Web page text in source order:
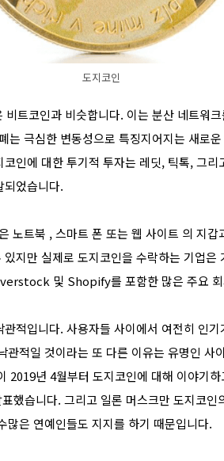
도지코인
트코인과 비슷합니다. 이는 분산 네트워
는 극심한 변동성으로 특징지어지는 새로
인에 대한 투기적 투자는 레딧, 틱톡, 그
되었습니다.
노트북 , 스마트 폰 또는 웹 사이트 의 지
지만 실제로 도지코인을 수락하는 기업은
및 Shopify를 포함한 많은 주요 회
적입니다. 사용자들 사이에서 여전히 인
관적일 것이라는 또 다른 이유는 유명인 사
2019년 4월부터 도지코인에 대해 이야기
했습니다. 그리고 일론 머스크만 도지코
많은 연예인들도 지지를 하기 때문입니다.